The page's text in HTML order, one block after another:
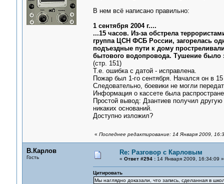
В нем всё написано правильно:
1 сентября 2004 г....
...15 часов. Из-за обстрела
группа ЦСН ФСБ России, загорелась
подъездные пути к дому
бытового водопровода. Тушение было
(стр. 151)
Т.е. ошибка с датой - исправлена.
Пожар был 1-го сентября. Начался он в
Следовательно, боевики не могли
Информация о кассете была
Простой вывод: Дзантиев получил
никаких оснований.
Доступно изложил?
« Последнее редактирование: 14 Января 2009,
В.Карлов
Гость
Re: Разговор с Карловым
« Ответ #294 :14 Января 2009, 16:34:09 »
Цитировать
Мы наглядно доказали, что запись, сделанная в